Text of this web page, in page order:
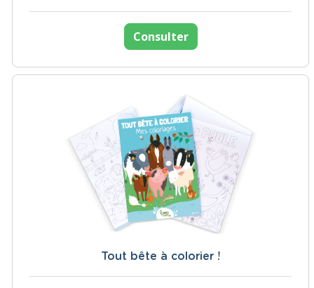
Consulter
Tout bête à colorier !